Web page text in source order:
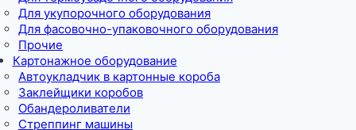
Для укупорочного оборудования
Для фасовочно-упаковочного оборудования
Прочие
Картонажное оборудование
Автоукладчик в картонные короба
Заклейщики коробов
Обандероливатели
Стреппинг машины